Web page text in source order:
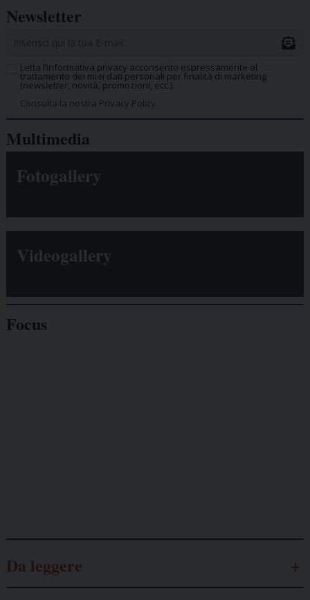
Newsletter
Letta l’informativa privacy acconsento espressamente al
trattamento dei miei dati personali per finalità di marketing
(newsletter, novità, promozioni, ecc.).
Consulta la nostra Privacy Policy.
Multimedia
Fotogallery
Videogallery
Focus
Da leggere